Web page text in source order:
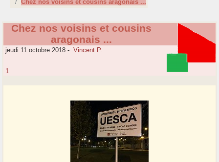
Chez nos voisins et cousins aragonais ...
Chez nos voisins et cousins
aragonais ...
jeudi 11 octobre 2018 - Vincent P.
1